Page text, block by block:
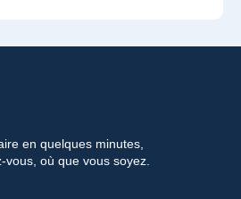
en quelques minutes,
vous, où que vous soyez.